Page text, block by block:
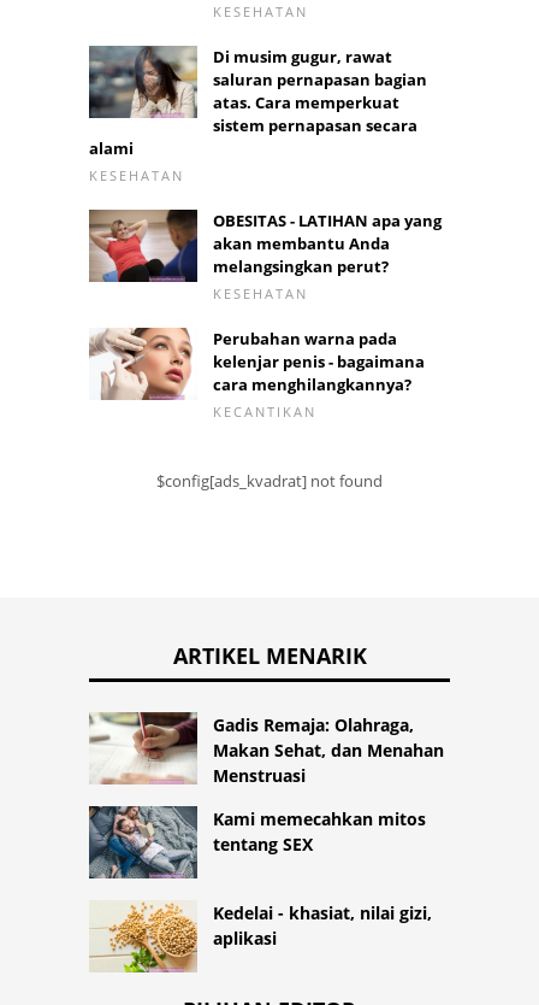
KESEHATAN
Di musim gugur, rawat
saluran pernapasan bagian
atas. Cara memperkuat
sistem pernapasan secara
alami
KESEHATAN
OBESITAS - LATIHAN apa yang
akan membantu Anda
melangsingkan perut?
KESEHATAN
Perubahan warna pada
kelenjar penis - bagaimana
cara menghilangkannya?
KECANTIKAN
$config[ads_kvadrat] not found
ARTIKEL MENARIK
Gadis Remaja: Olahraga,
Makan Sehat, dan Menahan
Menstruasi
Kami memecahkan mitos
tentang SEX
Kedelai - khasiat, nilai gizi,
aplikasi